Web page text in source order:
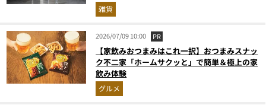
雑貨
2026/07/09 10:00 PR
【家飲みおつまみはこれ一択】おつまみスナッ
ク不二家「ホームサクッと」で簡単＆極上の家
飲み体験
グルメ